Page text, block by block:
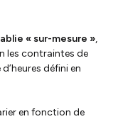
« sur-mesure »,
les contraintes de
défini en
en fonction de